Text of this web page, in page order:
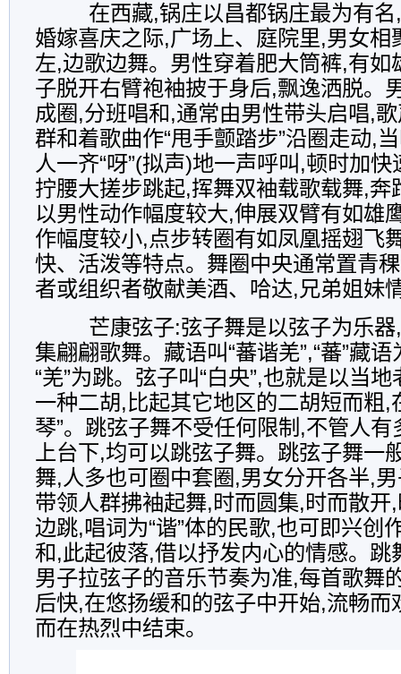
在西藏,锅庄以昌都锅庄最为有名
婚嫁喜庆之际,广场上、庭院里,男女相
左,边歌边舞。男性穿着肥大筒裤,有如
子脱开右臂袍袖披于身后,飘逸洒脱。
成圈,分班唱和,通常由男性带头启唱,
群和着歌曲作“甩手颤踏步”沿圈走动,
人一齐“呀”(拟声)地一声呼叫,顿时加
拧腰大搓步跳起,挥舞双袖载歌载舞,奔
以男性动作幅度较大,伸展双臂有如雄
作幅度较小,点步转圈有如凤凰摇翅飞
快、活泼等特点。舞圈中央通常置青
者或组织者敬献美酒、哈达,兄弟姐妹
芒康弦子:弦子舞是以弦子为乐器
集翩翩歌舞。藏语叫“蕃谐羌”,“蕃”藏语
“羌”为跳。弦子叫“白央”,也就是以当
一种二胡,比起其它地区的二胡短而粗,
琴”。跳弦子舞不受任何限制,不管人
上台下,均可以跳弦子舞。跳弦子舞一
舞,人多也可圈中套圈,男女分开各半,
带领人群拂袖起舞,时而圆集,时而散开
边跳,唱词为“谐”体的民歌,也可即兴创
和,此起彼落,借以抒发内心的情感。跳
男子拉弦子的音乐节奏为准,每首歌舞
后快,在悠扬缓和的弦子中开始,流畅而
而在热烈中结束。